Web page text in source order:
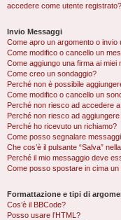
accedere come utente registrato?
Invio Messaggi
Come apro un argomento o invio
Come modifico o cancello un
Come aggiungo una firma ai miei
Come creo un sondaggio?
Perché non è possibile
Come modifico o cancello un
Perché non riesco ad accedere
Perché non riesco ad aggiungere
Perché ho ricevuto un richiamo?
Come posso segnalare
Che cos’è il pulsante “Salva”
Perché il mio messaggio deve
Come posso spostare in cima un
Formattazione e tipi di
Cos’è il BBCode?
Posso usare l’HTML?